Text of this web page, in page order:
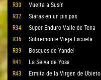
R30
Vuelta a Susín
R32
Siaras en un pis pas
R34
Super Enduro Valle de Tena
R36
Sobremonte Vieja Escuela
R39
Bosques de Yandel
R41
La Selva de Yosa
R43
Ermita de la Virgen de Ubieto